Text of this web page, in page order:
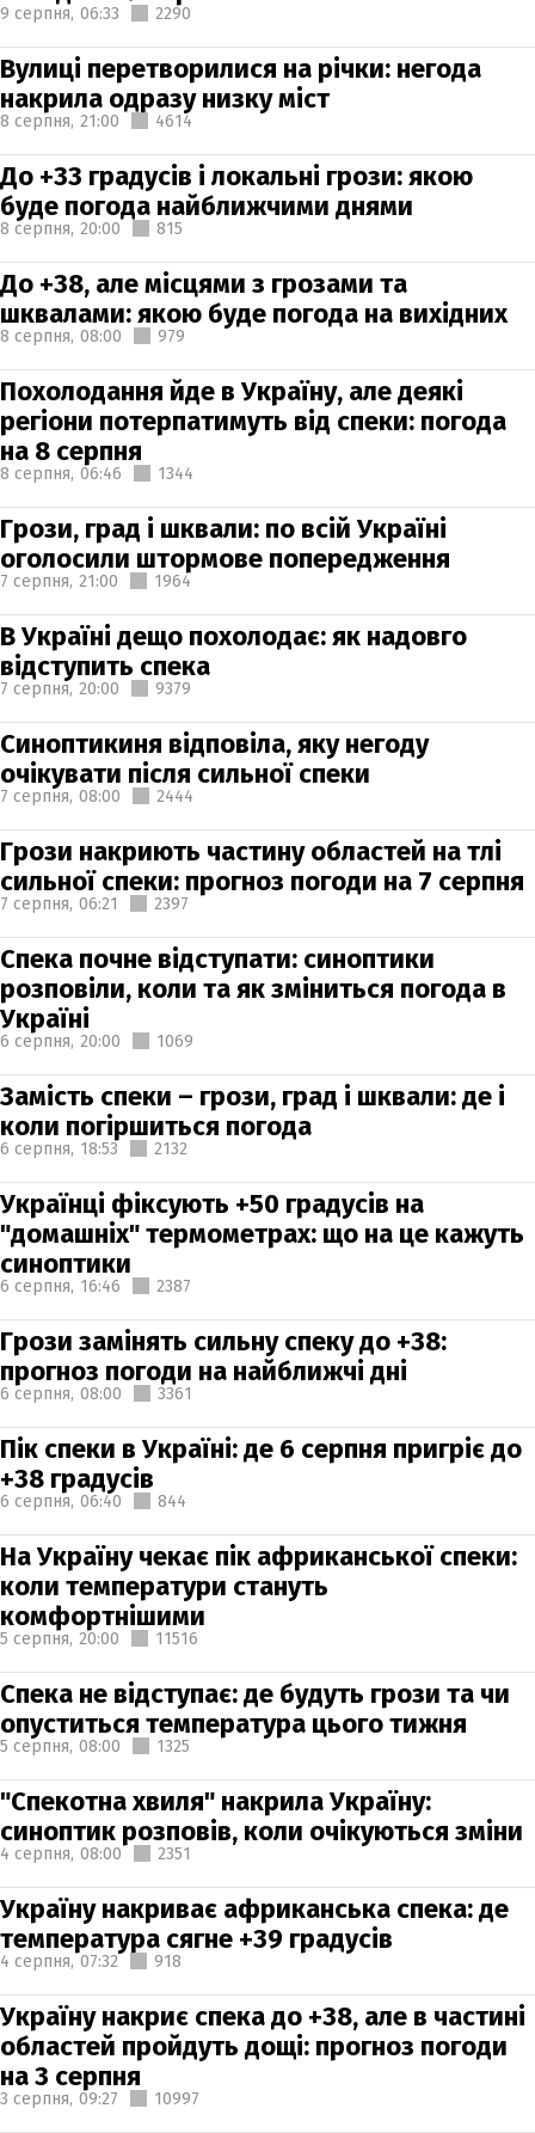
9 серпня, 06:33 2290
Вулиці перетворилися на річки: негода
накрила одразу низку міст
8 серпня, 21:00 4614
До +33 градусів і локальні грози: якою
буде погода найближчими днями
8 серпня, 20:00 815
До +38, але місцями з грозами та
шквалами: якою буде погода на вихідних
8 серпня, 08:00 979
Похолодання йде в Україну, але деякі
регіони потерпатимуть від спеки: погода
на 8 серпня
8 серпня, 06:46 1344
Грози, град і шквали: по всій Україні
оголосили штормове попередження
7 серпня, 21:00 1964
В Україні дещо похолодає: як надовго
відступить спека
7 серпня, 20:00 9379
Синоптикиня відповіла, яку негоду
очікувати після сильної спеки
7 серпня, 08:00 2444
Грози накриють частину областей на тлі
сильної спеки: прогноз погоди на 7 серпня
7 серпня, 06:21 2397
Спека почне відступати: синоптики
розповіли, коли та як зміниться погода в
Україні
6 серпня, 20:00 1069
Замість спеки – грози, град і шквали: де і
коли погіршиться погода
6 серпня, 18:53 2132
Українці фіксують +50 градусів на
"домашніх" термометрах: що на це кажуть
синоптики
6 серпня, 16:46 2387
Грози замінять сильну спеку до +38:
прогноз погоди на найближчі дні
6 серпня, 08:00 3361
Пік спеки в Україні: де 6 серпня пригріє до
+38 градусів
6 серпня, 06:40 844
На Україну чекає пік африканської спеки:
коли температури стануть
комфортнішими
5 серпня, 20:00 11516
Спека не відступає: де будуть грози та чи
опуститься температура цього тижня
5 серпня, 08:00 1325
"Спекотна хвиля" накрила Україну:
синоптик розповів, коли очікуються зміни
4 серпня, 08:00 2351
Україну накриває африканська спека: де
температура сягне +39 градусів
4 серпня, 07:32 918
Україну накриє спека до +38, але в частині
областей пройдуть дощі: прогноз погоди
на 3 серпня
3 серпня, 09:27 10997